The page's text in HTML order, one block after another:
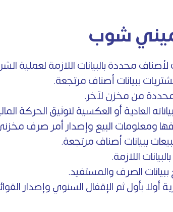
شوب
محددة بالبيانات اللازمة لعملية
ببيانات أصناف مرتجعة.
من مخزن لآخر.
العادية أو العكسية لتوثيق الحركة
ومعلومات البيع وإصدار أمر صرف
ببيانات أصناف مرتجعة.
اللازمة.
الصرف والمستفيد.
أولا بأول ثم الإقفال السنوي وإصدار